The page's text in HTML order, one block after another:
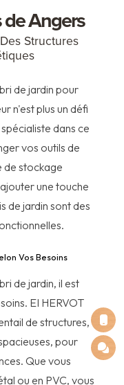
Angers
Structures
de jardin pour
n'est plus un défi
dans ce
vos outils de
de stockage
une touche
de jardin sont des
Vos Besoins
de jardin, il est
EI HERVOT
de structures,
pour
Que vous
ou en PVC, vous